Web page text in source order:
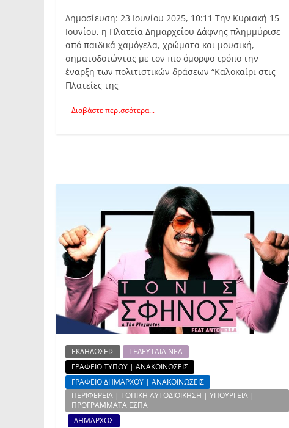
Δημοσίευση: 23 Ιουνίου 2025, 10:11 Την Κυριακή 15
Ιουνίου, η Πλατεία Δημαρχείου Δάφνης πλημμύρισε
από παιδικά χαμόγελα, χρώματα και μουσική,
σηματοδοτώντας με τον πιο όμορφο τρόπο την
έναρξη των πολιτιστικών δράσεων “Καλοκαίρι στις
Πλατείες της
Διαβάστε περισσότερα...
ΕΚΔΗΛΩΣΕΙΣ
ΤΕΛΕΥΤΑΙΑ ΝΕΑ
ΓΡΑΦΕΙΟ ΤΥΠΟΥ | ΑΝΑΚΟΙΝΩΣΕΙΣ
ΓΡΑΦΕΙΟ ΔΗΜΑΡΧΟΥ | ΑΝΑΚΟΙΝΩΣΕΙΣ
ΠΕΡΙΦΕΡΕΙΑ | ΤΟΠΙΚΗ ΑΥΤΟΔΙΟΙΚΗΣΗ | ΥΠΟΥΡΓΕΙΑ |
ΠΡΟΓΡΑΜΜΑΤΑ ΕΣΠΑ
ΔΗΜΑΡΧΟΣ